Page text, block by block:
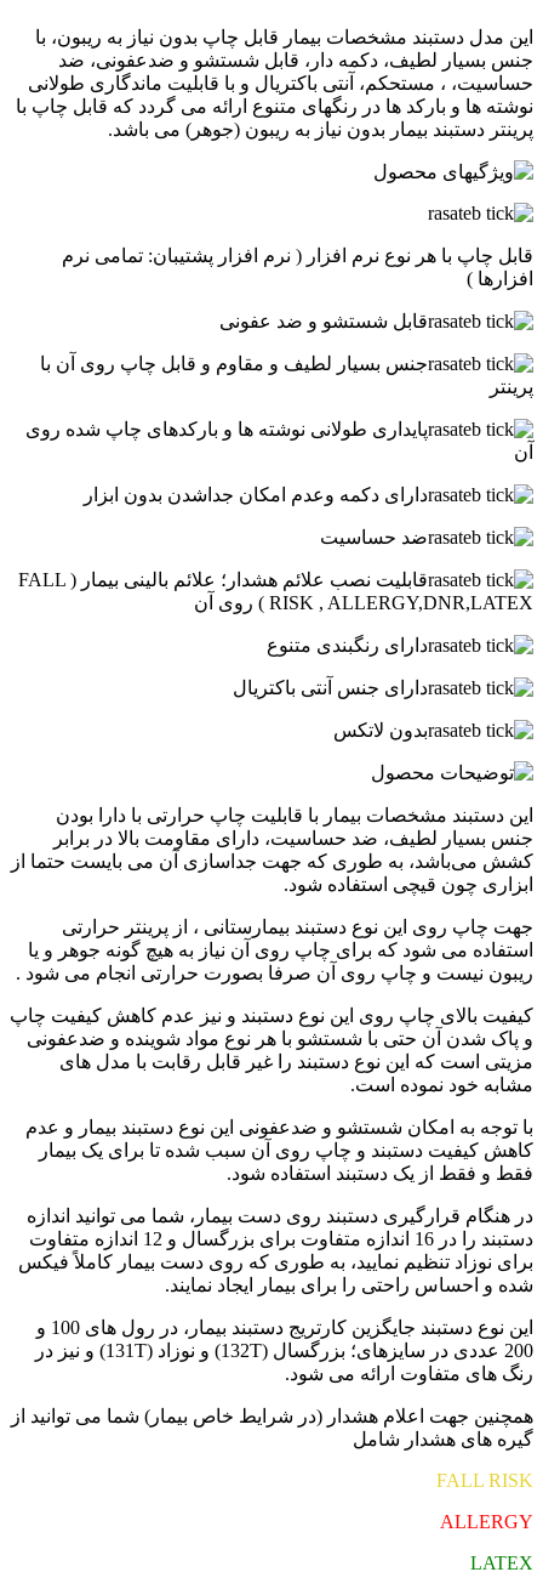
این مدل دستبند مشخصات بیمار قابل چاپ بدون نیاز به ریبون، با
جنس بسیار لطیف، دکمه دار، قابل شستشو و ضدعفونی، ضد
حساسیت، ، مستحکم، آنتی باکتریال و با قابلیت ماندگاری طولانی
نوشته ها و بارکد ها در رنگهای متنوع ارائه می گردد که قابل چاپ با
پرینتر دستبند بیمار بدون نیاز به ریبون (جوهر) می باشد.
قابل چاپ با هر نوع نرم افزار ( نرم افزار پشتیبان: تمامی نرم
افزارها )
قابل شستشو و ضد عفونی
جنس بسیار لطیف و مقاوم و قابل چاپ روی آن با
پرینتر
پایداری طولانی نوشته ها و بارکدهای چاپ شده روی
آن
دارای دکمه وعدم امکان جداشدن بدون ابزار
ضد حساسیت
قابلیت نصب علائم هشدار؛ علائم بالینی بیمار ( FALL
RISK , ALLERGY,DNR,LATEX ) روی آن
دارای رنگبندی متنوع
دارای جنس آنتی باکتریال
بدون لاتکس
این دستبند مشخصات بیمار با قابلیت چاپ حرارتی با دارا بودن
جنس بسیار لطیف، ضد حساسیت، دارای مقاومت بالا در برابر
کشش می‌باشد، به طوری که جهت جداسازی آن می بایست حتما از
ابزاری چون قیچی استفاده شود.
جهت چاپ روی این نوع دستبند بیمارستانی ، از پرینتر حرارتی
استفاده می شود که برای چاپ روی آن نیاز به هیچ گونه جوهر و یا
ریبون نیست و چاپ روی آن صرفا بصورت حرارتی انجام می شود .
کیفیت بالای چاپ روی این نوع دستبند و نیز عدم کاهش کیفیت چاپ
و پاک شدن آن حتی با شستشو با هر نوع مواد شوینده و ضدعفونی
مزیتی است که این نوع دستبند را غیر قابل رقابت با مدل های
مشابه خود نموده است.
با توجه به امکان شستشو و ضدعفونی این نوع دستبند بیمار و عدم
کاهش کیفیت دستبند و چاپ روی آن سبب شده تا برای یک بیمار
فقط و فقط از یک دستبند استفاده شود.
در هنگام قرارگیری دستبند روی دست بیمار، شما می توانید اندازه
دستبند را در 16 اندازه متفاوت برای بزرگسال و 12 اندازه متفاوت
برای نوزاد تنظیم نمایید، به طوری که روی دست بیمار کاملاً فیکس
شده و احساس راحتی را برای بیمار ایجاد نمایند.
این نوع دستبند جایگزین کارتریج دستبند بیمار، در رول های 100 و
200 عددی در سایزهای؛ بزرگسال (132T) و نوزاد (131T) و نیز در
رنگ های متفاوت ارائه می شود.
همچنین جهت اعلام هشدار (در شرایط خاص بیمار) شما می توانید از
گیره های هشدار شامل
FALL RISK
ALLERGY
LATEX